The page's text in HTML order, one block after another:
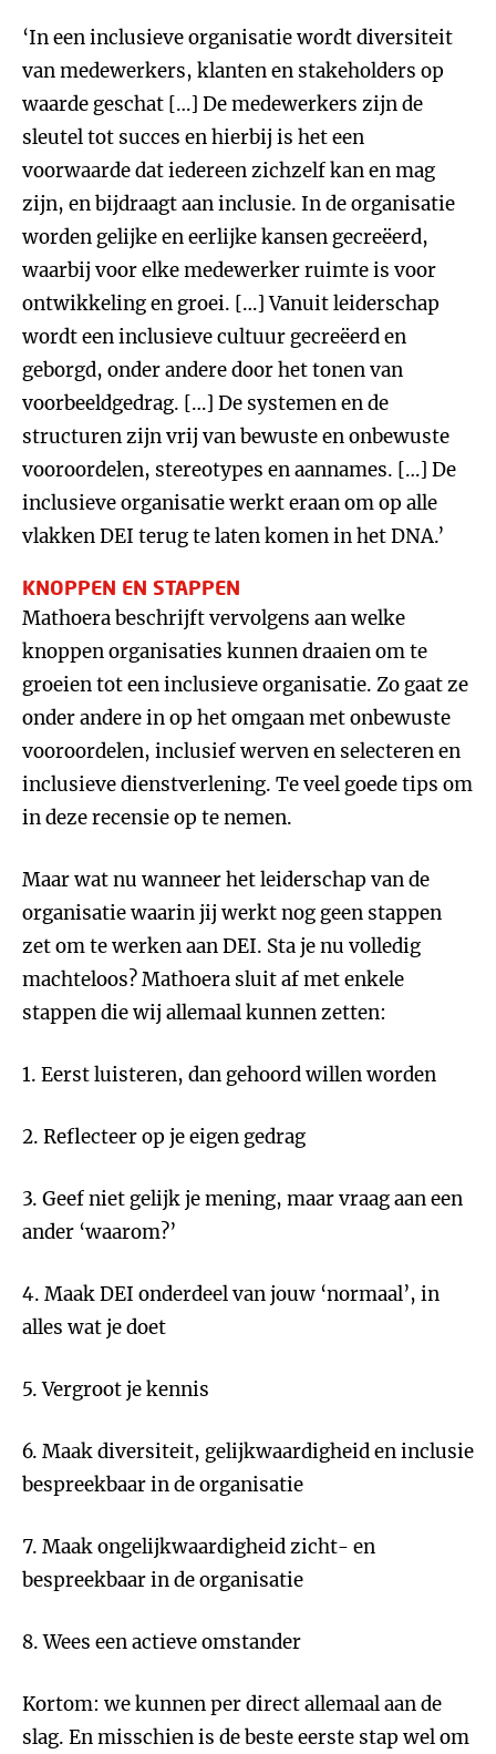
‘In een inclusieve organisatie wordt diversiteit
van medewerkers, klanten en stakeholders op
waarde geschat […] De medewerkers zijn de
sleutel tot succes en hierbij is het een
voorwaarde dat iedereen zichzelf kan en mag
zijn, en bijdraagt aan inclusie. In de organisatie
worden gelijke en eerlijke kansen gecreëerd,
waarbij voor elke medewerker ruimte is voor
ontwikkeling en groei. […] Vanuit leiderschap
wordt een inclusieve cultuur gecreëerd en
geborgd, onder andere door het tonen van
voorbeeldgedrag. […] De systemen en de
structuren zijn vrij van bewuste en onbewuste
vooroordelen, stereotypes en aannames. […] De
inclusieve organisatie werkt eraan om op alle
vlakken DEI terug te laten komen in het DNA.’
KNOPPEN EN STAPPEN
Mathoera beschrijft vervolgens aan welke
knoppen organisaties kunnen draaien om te
groeien tot een inclusieve organisatie. Zo gaat ze
onder andere in op het omgaan met onbewuste
vooroordelen, inclusief werven en selecteren en
inclusieve dienstverlening. Te veel goede tips om
in deze recensie op te nemen.
Maar wat nu wanneer het leiderschap van de
organisatie waarin jij werkt nog geen stappen
zet om te werken aan DEI. Sta je nu volledig
machteloos? Mathoera sluit af met enkele
stappen die wij allemaal kunnen zetten:
1. Eerst luisteren, dan gehoord willen worden
2. Reflecteer op je eigen gedrag
3. Geef niet gelijk je mening, maar vraag aan een
ander ‘waarom?’
4. Maak DEI onderdeel van jouw ‘normaal’, in
alles wat je doet
5. Vergroot je kennis
6. Maak diversiteit, gelijkwaardigheid en inclusie
bespreekbaar in de organisatie
7. Maak ongelijkwaardigheid zicht- en
bespreekbaar in de organisatie
8. Wees een actieve omstander
Kortom: we kunnen per direct allemaal aan de
slag. En misschien is de beste eerste stap wel om